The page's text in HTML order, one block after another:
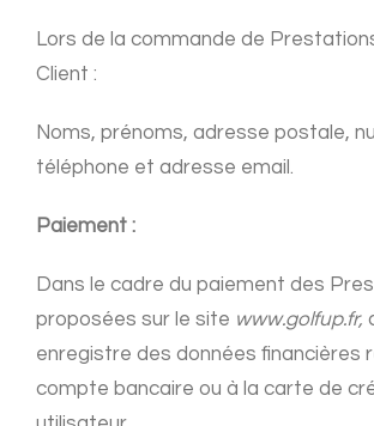
Lors de la commande de
Client :
Noms, prénoms, adresse postale,
téléphone et adresse email.
Paiement :
Dans le cadre du paiement des
proposées sur le site www.golfup.fr,
enregistre des données financières
compte bancaire ou à la carte de